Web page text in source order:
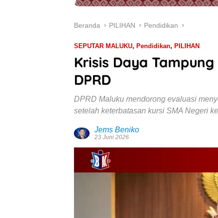
Beranda PILIHAN Pendidikan
SEPUTAR MALUKU, Pendidikan, PILIHAN
Krisis Daya
DPRD
DPRD Maluku mendorong evaluasi
setelah keterbatasan kursi SMA Negeri
Jems Beniko
23 Juni 2026